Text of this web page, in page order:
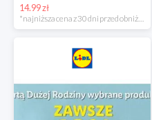
14.99 zł